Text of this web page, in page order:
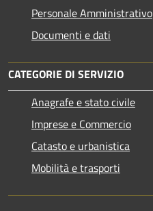
Personale Amministrativo
Documenti e dati
CATEGORIE DI SERVIZIO
Anagrafe e stato civile
Imprese e Commercio
Catasto e urbanistica
Mobilità e trasporti